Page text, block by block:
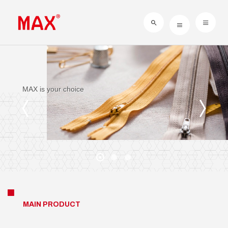
MAX is your choice
Pursue the Completion
Sustainability of Management
MAIN PRODUCT